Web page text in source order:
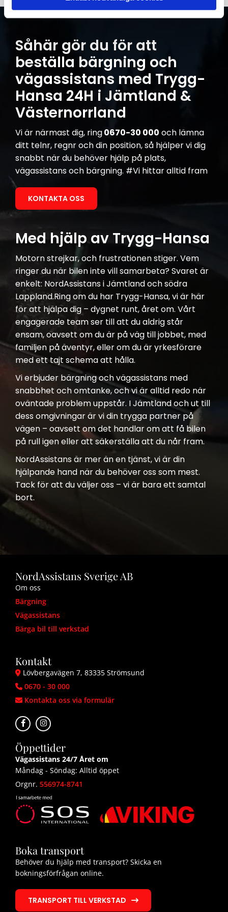
Såhär gör du för att
beställa bärgning och
vägassistans med Trygg-
Hansa 24H i Jämtland &
Västernorrland
Vi är närmast dig, ring0670-30 000 och lämna
ditt telnr, regnr och din position, så hjälper vi dig
snabbt när du behöver hjälp på plats,
vägassistans och bärgning. #Vi hittar alltid fram
KONTAKTA OSS
Med hjälp av Trygg-Hansa
Motorn strejkar, och frustrationen stiger. Vem
ringer du när bilen inte vill samarbeta? Svaret är
enkelt: NordAssistans i Jämtland och södra
Lappland.Ring om du har Trygg-Hansa, vi är här
för att hjälpa dig – dygnet runt, året om. Vårt
engagerade team ser till att du aldrig står
ensam, oavsett om du är på väg till jobbet, med
familjen på äventyr, eller om du är yrkesförare
med ett tajt schema att hålla.
Vi erbjuder bärgning och vägassistans med
snabbhet och omtanke, och vi är alltid redo när
oväntade problem uppstår. I Jämtland och ut till
dess omgivningar är vi din trygga partner på
vägen – oavsett om det handlar om att få bilen
på rull igen eller att säkerställa att du når fram.
NordAssistans är mer än en tjänst, vi är din
hjälpande hand när du behöver oss som mest.
Tack för att du väljer oss – vi är bara ett samtal
bort.
NordAssistans Sverige AB
Om oss
Bärgning
Vägassistans
Bärga bil till verkstad
Kontakt
 Lövbergavägen 7, 83335 Strömsund
 0670 - 30 000
 Kontakta oss via formulär
Öppettider
Vägassistans 24/7 Året om
Måndag - Söndag: Alltid öppet
Orgnr. 556974-8741
Boka transport
Behöver du hjälp med transport? Skicka en
bokningsförfrågan online.
TRANSPORT TILL VERKSTAD